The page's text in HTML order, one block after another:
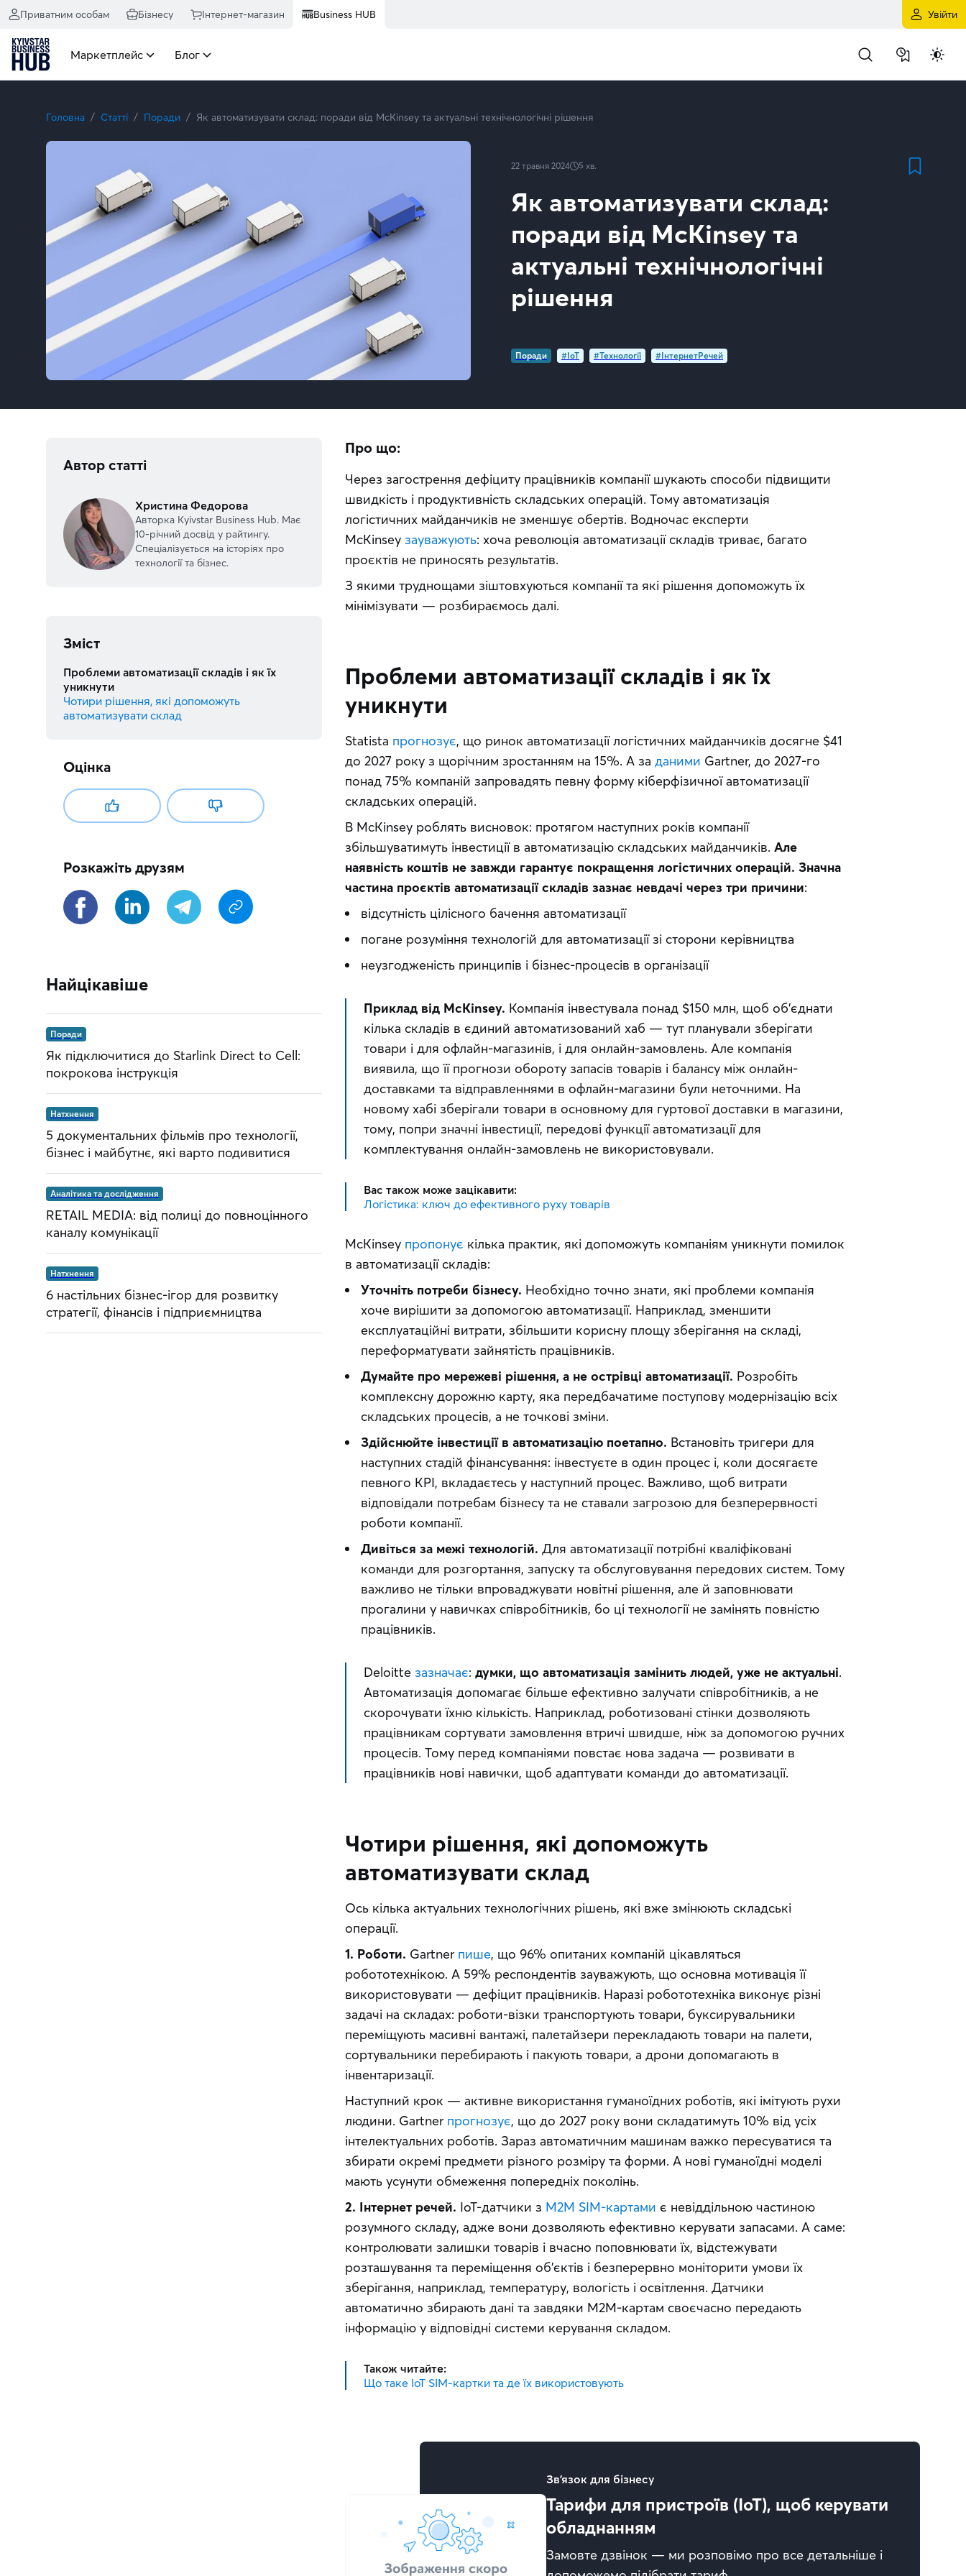
Приватним особам Бізнесу Інтернет-магазин Business HUB Увійти
Маркетплейс Блог
Головна Статті Поради Як автоматизувати склад: поради від McKinsey та актуальні технічнологічні рішення
22 травня 2024 5 хв.
Як автоматизувати склад:
поради від McKinsey та
актуальні технічнологічні
рішення
Поради #IoT #Технології #ІнтернетРечей
Про що:
Через загострення дефіциту працівників компанії шукають способи підвищити
швидкість і продуктивність складських операцій. Тому автоматизація
логістичних майданчиків не зменшує обертів. Водночас експерти
McKinsey зауважують: хоча революція автоматизації складів триває, багато
проєктів не приносять результатів.
З якими труднощами зіштовхуються компанії та які рішення допоможуть їх
мінімізувати — розбираємось далі.
Проблеми автоматизації складів і як їх
уникнути
Statista прогнозує, що ринок автоматизації логістичних майданчиків досягне $41
до 2027 року з щорічним зростанням на 15%. А за даними Gartner, до 2027-го
понад 75% компаній запровадять певну форму кіберфізичної автоматизації
складських операцій.
В McKinsey роблять висновок: протягом наступних років компанії
збільшуватимуть інвестиції в автоматизацію складських майданчиків. Але
наявність коштів не завжди гарантує покращення логістичних операцій. Значна
частина проєктів автоматизації складів зазнає невдачі через три причини:
відсутність цілісного бачення автоматизації
погане розуміння технологій для автоматизації зі сторони керівництва
неузгодженість принципів і бізнес-процесів в організації
Приклад від McKinsey. Компанія інвестувала понад $150 млн, щоб об’єднати
кілька складів в єдиний автоматизований хаб — тут планували зберігати
товари і для офлайн-магазинів, і для онлайн-замовлень. Але компанія
виявила, що її прогнози обороту запасів товарів і балансу між онлайн-
доставками та відправленнями в офлайн-магазини були неточними. На
новому хабі зберігали товари в основному для гуртової доставки в магазини,
тому, попри значні інвестиції, передові функції автоматизації для
комплектування онлайн-замовлень не використовували.
Вас також може зацікавити:
Логістика: ключ до ефективного руху товарів
McKinsey пропонує кілька практик, які допоможуть компаніям уникнути помилок
в автоматизації складів:
Уточніть потреби бізнесу. Необхідно точно знати, які проблеми компанія
хоче вирішити за допомогою автоматизації. Наприклад, зменшити
експлуатаційні витрати, збільшити корисну площу зберігання на складі,
переформатувати зайнятість працівників.
Думайте про мережеві рішення, а не острівці автоматизації. Розробіть
комплексну дорожню карту, яка передбачатиме поступову модернізацію всіх
складських процесів, а не точкові зміни.
Здійснюйте інвестиції в автоматизацію поетапно. Встановіть тригери для
наступних стадій фінансування: інвестуєте в один процес і, коли досягаєте
певного KPI, вкладаєтесь у наступний процес. Важливо, щоб витрати
відповідали потребам бізнесу та не ставали загрозою для безперервності
роботи компанії.
Дивіться за межі технологій. Для автоматизації потрібні кваліфіковані
команди для розгортання, запуску та обслуговування передових систем. Тому
важливо не тільки впроваджувати новітні рішення, але й заповнювати
прогалини у навичках співробітників, бо ці технології не замінять повністю
працівників.
Deloitte зазначає: думки, що автоматизація замінить людей, уже не актуальні.
Автоматизація допомагає більше ефективно залучати співробітників, а не
скорочувати їхню кількість. Наприклад, роботизовані стінки дозволяють
працівникам сортувати замовлення втричі швидше, ніж за допомогою ручних
процесів. Тому перед компаніями повстає нова задача — розвивати в
працівників нові навички, щоб адаптувати команди до автоматизації.
Чотири рішення, які допоможуть
автоматизувати склад
Ось кілька актуальних технологічних рішень, які вже змінюють складські
операції.
1. Роботи. Gartner пише, що 96% опитаних компаній цікавляться
робототехнікою. А 59% респондентів зауважують, що основна мотивація її
використовувати — дефіцит працівників. Наразі робототехніка виконує різні
задачі на складах: роботи-візки транспортують товари, буксирувальники
переміщують масивні вантажі, палетайзери перекладають товари на палети,
сортувальники перебирають і пакують товари, а дрони допомагають в
інвентаризації.
Наступний крок — активне використання гуманоїдних роботів, які імітують рухи
людини. Gartner прогнозує, що до 2027 року вони складатимуть 10% від усіх
інтелектуальних роботів. Зараз автоматичним машинам важко пересуватися та
збирати окремі предмети різного розміру та форми. А нові гуманоїдні моделі
мають усунути обмеження попередніх поколінь.
2. Інтернет речей. IoT-датчики з M2M SIM-картами є невіддільною частиною
розумного складу, адже вони дозволяють ефективно керувати запасами. А саме:
контролювати залишки товарів і вчасно поповнювати їх, відстежувати
розташування та переміщення об'єктів і безперервно моніторити умови їх
зберігання, наприклад, температуру, вологість і освітлення. Датчики
автоматично збирають дані та завдяки M2M-картам своєчасно передають
інформацію у відповідні системи керування складом.
Також читайте:
Що таке IoT SIM-картки та де їх використовують
Зв'язок для бізнесу
Тарифи для пристроїв (IoT), щоб керувати
обладнанням
Замовте дзвінок — ми розповімо про все детальніше і
Автор статті
Христина Федорова
Авторка Kyivstar Business Hub. Має
10-річний досвід у райтингу.
Спеціалізується на історіях про
технології та бізнес.
Зміст
Проблеми автоматизації складів і як їх
уникнути
Чотири рішення, які допоможуть
автоматизувати склад
Оцінка
Розкажіть друзям
Найцікавіше
Поради
Як підключитися до Starlink Direct to Cell:
покрокова інструкція
Натхнення
5 документальних фільмів про технології,
бізнес і майбутнє, які варто подивитися
Аналітика та дослідження
RETAIL MEDIA: від полиці до повноцінного
каналу комунікації
Натхнення
6 настільних бізнес-ігор для розвитку
стратегії, фінансів і підприємництва